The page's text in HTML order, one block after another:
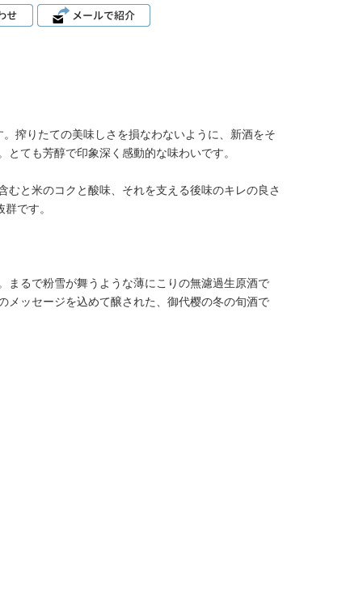
搾りたての美味しさを損なわないように、新酒をそ
ても芳醇で印象深く感動的な味わいです。
と米のコクと酸味、それを支える後味のキレの良さ
です。
まるで粉雪が舞うような薄にこりの無濾過生原酒で
メッセージを込めて醸された、御代樱の冬の旬酒で